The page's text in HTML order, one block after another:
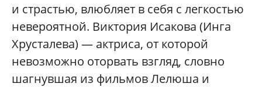
и страстью, влюбляет в себя с легкостью
невероятной. Виктория Исакова (Инга
Хрусталева) — актриса, от которой
невозможно оторвать взгляд, словно
шагнувшая из фильмов Лелюша и